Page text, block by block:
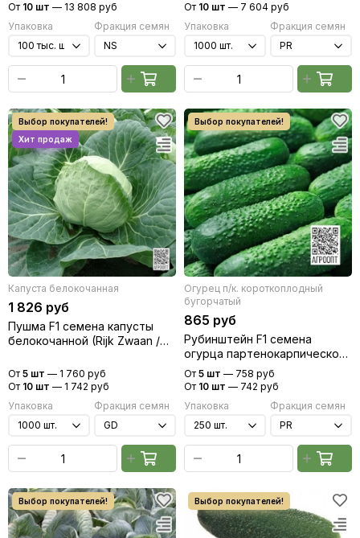
От 10 шт — 13 808 руб
Упаковка
Фракция семян
От 10 шт — 7 604 руб
Упаковка
Фракция семян
Капуста белокочанная
1 826 руб
Пушма F1 семена капусты
белокочанной (Rijk Zwaan /
От 5 шт — 1 760 руб
От 10 шт — 1 742 руб
Упаковка
Фракция семян
Огурец п/к. короткоплодный
бугорчатый
865 руб
Рубинштейн F1 семена
огурца партенокарпического
(Rijk Zwaan / Райк Цваан)
От 5 шт — 758 руб
От 10 шт — 742 руб
Упаковка
Фракция семян